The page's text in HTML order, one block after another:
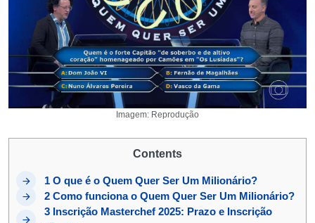
Imagem: Reprodução
Contents
1 O que é o Quem Quer Ser Um Milionário?
2 Como funciona o Quem Quer Ser Um Milionário?
3 Inscrição Masterchef 2025: Prazo e Inscrição